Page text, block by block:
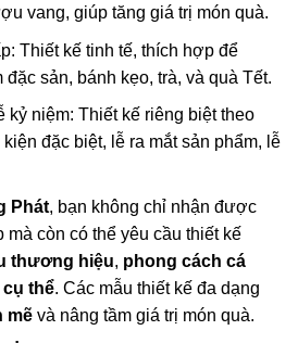
vang, giúp tăng giá trị món quà.
Thiết kế tinh tế, thích hợp để
sản, bánh kẹo, trà, và quà Tết.
kỷ niệm: Thiết kế riêng biệt theo
đặc biệt, lễ ra mắt sản phẩm, lễ
Phát, bạn không chỉ nhận được
mà còn có thể yêu cầu thiết kế
thương hiệu, phong cách cá
thể. Các mẫu thiết kế đa dạng
mẽ và nâng tầm giá trị món quà.